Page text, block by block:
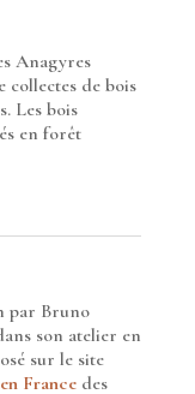
Anagyres
collectes de bois
Les bois
en forêt
par Bruno
son atelier en
sur le site
Francedes